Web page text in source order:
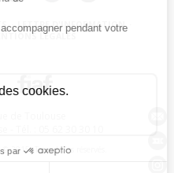
· LETTRE D'INFORMATION
LÉGALES
de Toulouse
2015. Tous droits réservés.